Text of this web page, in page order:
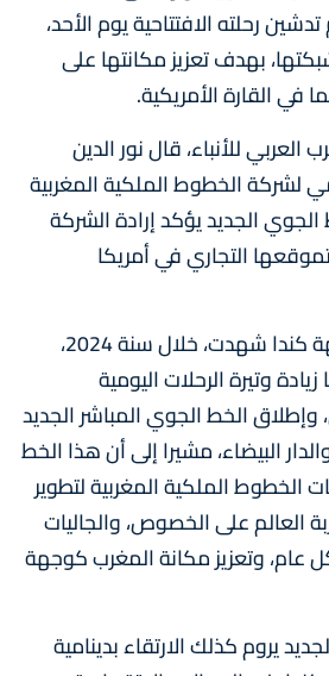
رحلته الافتتاحية يوم الأحد،
بهدف تعزيز مكانتها على
في القارة الأمريكية.
للأنباء، قال نور الدين
لشركة الخطوط الملكية المغربية
الجديد يؤكد إرادة الشركة
التجاري في أمريكا
وأضاف الزايري أن وجهة كندا شهدت، خلال سنة 2024،
وتيرة الرحلات اليومية
وإطلاق الخط الجوي المباشر الجديد
البيضاء، مشيرا إلى أن هذا الخط
الملكية المغربية لتطوير
العالم على الخصوص، والجاليات
عام، وتعزيز مكانة المغرب كوجهة
يروم كذلك الارتقاء بدينامية